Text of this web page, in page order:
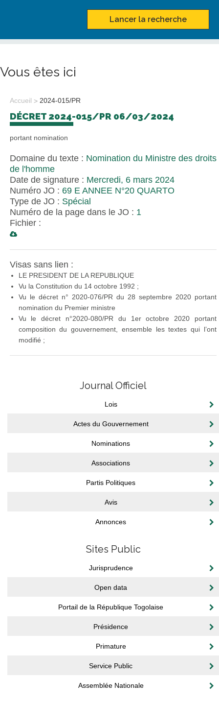
Lancer la recherche
Vous êtes ici
Accueil 2024-015/PR
DÉCRET 2024-015/PR 06/03/2024
portant nomination
Domaine du texte : Nomination du Ministre des droits
de l'homme
Date de signature : Mercredi, 6 mars 2024
Numéro JO : 69 E ANNEE N°20 QUARTO
Type de JO : Spécial
Numéro de la page dans le JO : 1
Fichier :
Visas sans lien :
LE PRESIDENT DE LA REPUBLIQUE
Vu la Constitution du 14 octobre 1992 ;
Vu le décret n° 2020-076/PR du 28 septembre 2020 portant
nomination du Premier ministre
Vu le décret n°2020-080/PR du 1er octobre 2020 portant
composition du gouvernement, ensemble les textes qui l’ont
modifié ;
Journal Officiel
Lois
Actes du Gouvernement
Nominations
Associations
Partis Politiques
Avis
Annonces
Sites Public
Jurisprudence
Open data
Portail de la République Togolaise
Présidence
Primature
Service Public
Assemblée Nationale